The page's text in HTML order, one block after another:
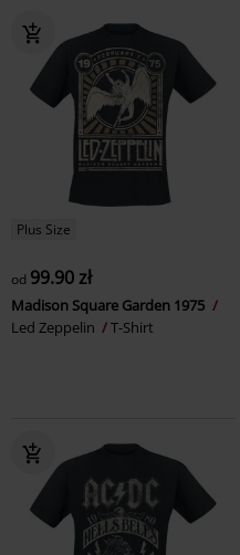
Plus Size
od 99.90 zł
Madison Square Garden 1975
Led Zeppelin
T-Shirt